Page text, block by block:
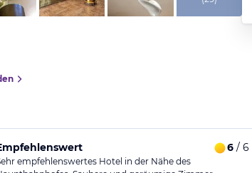
6/ 6
empfehlenswertes Hotel in der Nähe des